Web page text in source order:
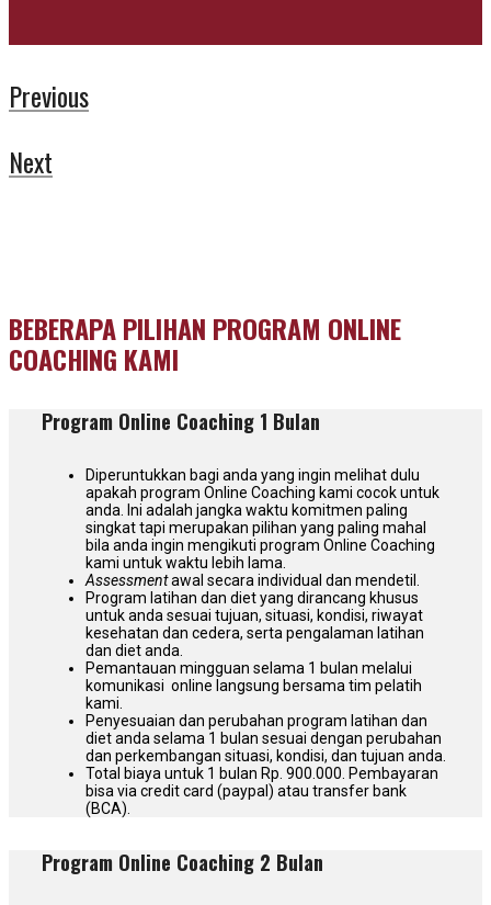
Previous
Next
BEBERAPA PILIHAN PROGRAM ONLINE
COACHING KAMI
Program Online Coaching 1 Bulan
Diperuntukkan bagi anda yang ingin melihat dulu
apakah program Online Coaching kami cocok untuk
anda. Ini adalah jangka waktu komitmen paling
singkat tapi merupakan pilihan yang paling mahal
bila anda ingin mengikuti program Online Coaching
kami untuk waktu lebih lama.
Assessmentawal secara individual dan mendetil.
Program latihan dan diet yang dirancang khusus
untuk anda sesuai tujuan, situasi, kondisi, riwayat
kesehatan dan cedera, serta pengalaman latihan
dan diet anda.
Pemantauan mingguan selama 1 bulan melalui
komunikasi online langsung bersama tim pelatih
kami.
Penyesuaian dan perubahan program latihan dan
diet anda selama 1 bulan sesuai dengan perubahan
dan perkembangan situasi, kondisi, dan tujuan anda.
Total biaya untuk 1 bulan Rp. 900.000. Pembayaran
bisa via credit card (paypal) atau transfer bank
(BCA).
Program Online Coaching 2 Bulan